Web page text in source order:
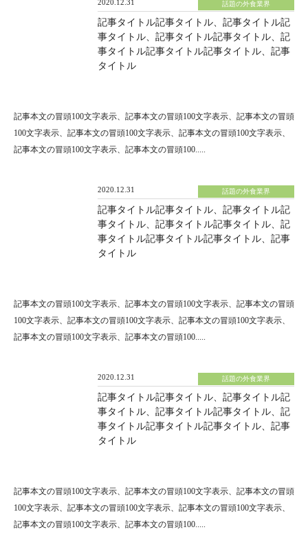
2020.12.31 話題の外食業界
記事タイトル記事タイトル、記事タイトル記
事タイトル、記事タイトル記事タイトル、記
事タイトル記事タイトル記事タイトル、記事
タイトル
記事本文の冒頭100文字表示、記事本文の冒頭100文字表示、記事本文の冒頭
100文字表示、記事本文の冒頭100文字表示、記事本文の冒頭100文字表示、
記事本文の冒頭100文字表示、記事本文の冒頭100.....
2020.12.31 話題の外食業界
記事タイトル記事タイトル、記事タイトル記
事タイトル、記事タイトル記事タイトル、記
事タイトル記事タイトル記事タイトル、記事
タイトル
記事本文の冒頭100文字表示、記事本文の冒頭100文字表示、記事本文の冒頭
100文字表示、記事本文の冒頭100文字表示、記事本文の冒頭100文字表示、
記事本文の冒頭100文字表示、記事本文の冒頭100.....
2020.12.31 話題の外食業界
記事タイトル記事タイトル、記事タイトル記
事タイトル、記事タイトル記事タイトル、記
事タイトル記事タイトル記事タイトル、記事
タイトル
記事本文の冒頭100文字表示、記事本文の冒頭100文字表示、記事本文の冒頭
100文字表示、記事本文の冒頭100文字表示、記事本文の冒頭100文字表示、
記事本文の冒頭100文字表示、記事本文の冒頭100.....